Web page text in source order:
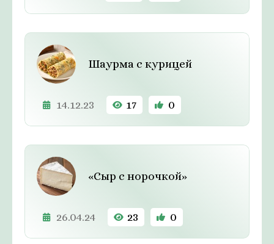
Шаурма с курицей
14.12.23 17 0
«Сыр с норочкой»
26.04.24 23 0